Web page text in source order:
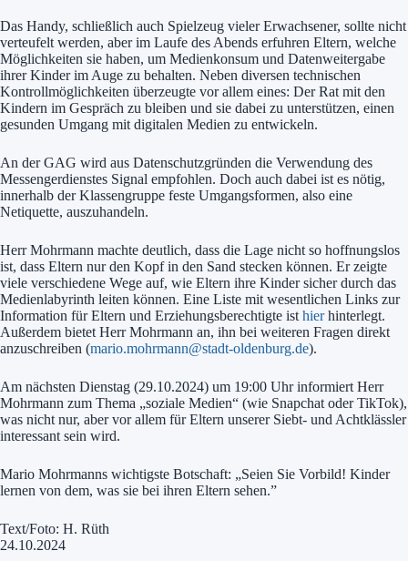
Das Handy, schließlich auch Spielzeug vieler Erwachsener, sollte nicht
verteufelt werden, aber im Laufe des Abends erfuhren Eltern, welche
Möglichkeiten sie haben, um Medienkonsum und Datenweitergabe
ihrer Kinder im Auge zu behalten. Neben diversen technischen
Kontrollmöglichkeiten überzeugte vor allem eines: Der Rat mit den
Kindern im Gespräch zu bleiben und sie dabei zu unterstützen, einen
gesunden Umgang mit digitalen Medien zu entwickeln.
An der GAG wird aus Datenschutzgründen die Verwendung des
Messengerdienstes Signal empfohlen. Doch auch dabei ist es nötig,
innerhalb der Klassengruppe feste Umgangsformen, also eine
Netiquette, auszuhandeln.
Herr Mohrmann machte deutlich, dass die Lage nicht so hoffnungslos
ist, dass Eltern nur den Kopf in den Sand stecken können. Er zeigte
viele verschiedene Wege auf, wie Eltern ihre Kinder sicher durch das
Medienlabyrinth leiten können. Eine Liste mit wesentlichen Links zur
Information für Eltern und Erziehungsberechtigte ist hierhinterlegt.
Außerdem bietet Herr Mohrmann an, ihn bei weiteren Fragen direkt
anzuschreiben (mario.mohrmann@stadt-oldenburg.de).
Am nächsten Dienstag (29.10.2024) um 19:00 Uhr informiert Herr
Mohrmann zum Thema „soziale Medien“ (wie Snapchat oder TikTok),
was nicht nur, aber vor allem für Eltern unserer Siebt- und Achtklässler
interessant sein wird.
Mario Mohrmanns wichtigste Botschaft: „Seien Sie Vorbild! Kinder
lernen von dem, was sie bei ihren Eltern sehen.”
Text/Foto: H. Rüth
24.10.2024